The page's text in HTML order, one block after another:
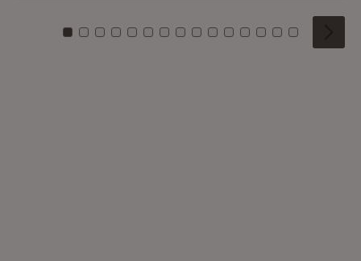
Zu Kachel: 0
Zu Kachel: 1
Zu Kachel: 2
Zu Kachel: 3
Zu Kachel: 4
Zu Kachel: 5
Zu Kachel: 6
Zu Kachel: 7
Zu Kachel: 8
Zu Kachel: 9
Zu Kachel: 10
Zu Kachel: 11
Zu Kachel: 12
Zu Kachel:
Zu